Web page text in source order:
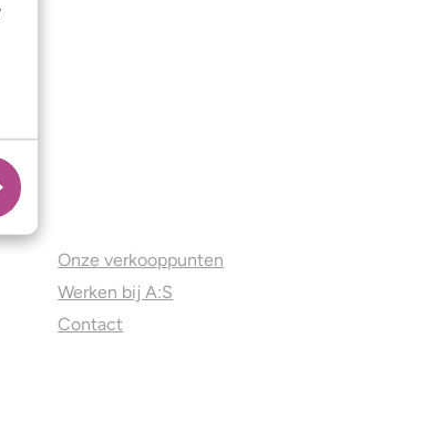
Onze verkooppunten
Werken bij A:S
Contact